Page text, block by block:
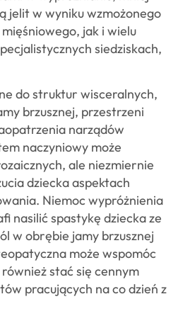
jelit w wyniku wzmożonego
jak i wielu
siedziskach,
do struktur wisceralnych,
brzusznej, przestrzeni
narządów
naczyniowy może
ale niezmiernie
dziecka aspektach
Niemoc wypróżnienia
nasilić spastykę dziecka ze
w obrębie jamy brzusznej
może wspomóc
stać się cennym
pracujących na co dzień z